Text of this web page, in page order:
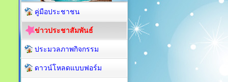
คู่มือประชาชน
ข่าวประชาสัมพันธ์
ประมวลภาพกิจกรรม
ดาวน์โหลดแบบฟอร์ม